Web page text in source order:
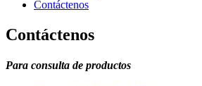
Contáctenos
Contáctenos
Para consulta de productos